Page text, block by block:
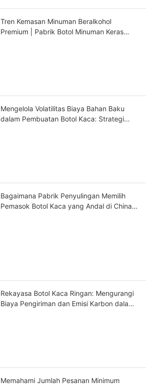
Tren Kemasan Minuman Beralkohol
Premium | Pabrik Botol Minuman Keras
Mengelola Volatilitas Biaya Bahan Baku
dalam Pembuatan Botol Kaca: Strategi
Bagaimana Pabrik Penyulingan Memilih
Pemasok Botol Kaca yang Andal di China
Rekayasa Botol Kaca Ringan: Mengurangi
Biaya Pengiriman dan Emisi Karbon dalam
Memahami Jumlah Pesanan Minimum